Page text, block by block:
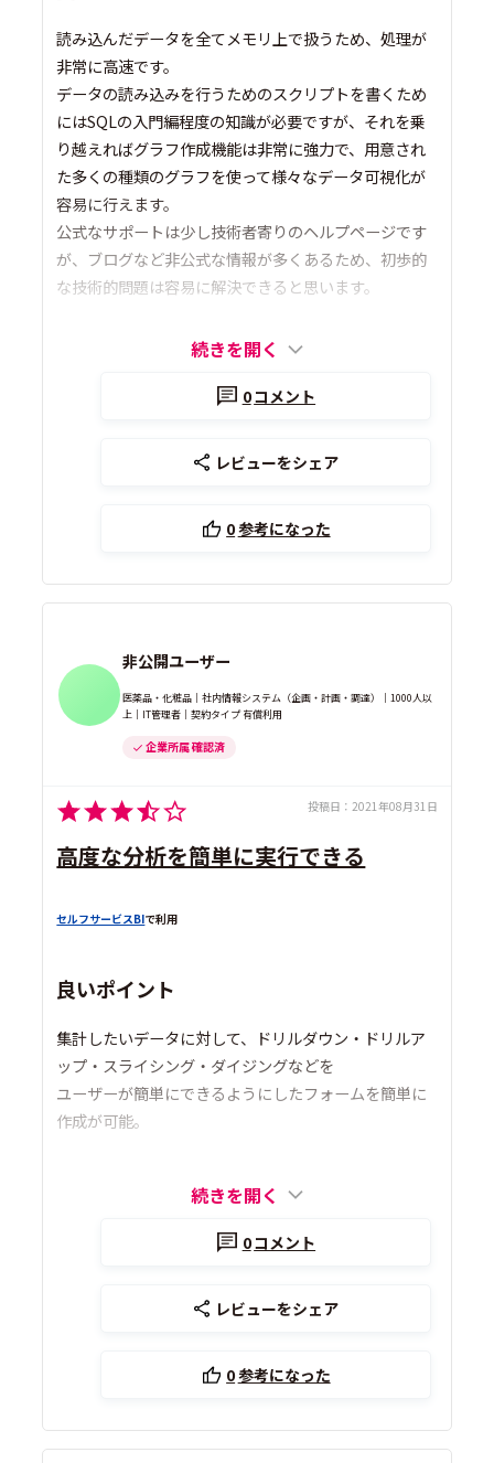
読み込んだデータを全てメモリ上で扱うため、処理が
非常に高速です。
データの読み込みを行うためのスクリプトを書くため
にはSQLの入門編程度の知識が必要ですが、それを乗
り越えればグラフ作成機能は非常に強力で、用意され
た多くの種類のグラフを使って様々なデータ可視化が
容易に行えます。
公式なサポートは少し技術者寄りのヘルプページです
が、ブログなど非公式な情報が多くあるため、初歩的
な技術的問題は容易に解決できると思います。
続きを開く
0コメント
レビューをシェア
0参考になった
非公開ユーザー
医薬品・化粧品｜社内情報システム（企画・計画・調達）｜1000人以
上｜IT管理者｜契約タイプ 有償利用
企業所属 確認済
投稿日： 2021年08月31日
高度な分析を簡単に実行できる
セルフサービスBIで利用
良いポイント
集計したいデータに対して、ドリルダウン・ドリルア
ップ・スライシング・ダイジングなどを
ユーザーが簡単にできるようにしたフォームを簡単に
作成が可能。
続きを開く
0コメント
レビューをシェア
0参考になった